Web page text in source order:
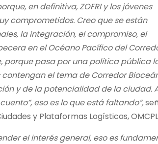
en definitiva, ZOFRI y los jóvenes
comprometidos. Creo que se están
la integración, el compromiso, el
en el Océano Pacífico del
porque pasa por una política pública
el tema de Corredor
y de la potencialidad de la ciudad.
eso es lo que está faltando”,
y Plataformas Logísticas,
el interés general, eso es